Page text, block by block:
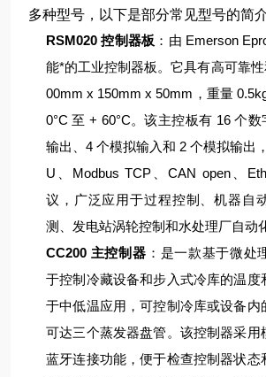
多种型号，以下是部分常见型号的简介
RSM020 控制器板 ：由 Emerson
能*的工业控制器板。它具有高可靠
00mm x 150mm x 50mm，重量
0°C 至 + 60°C。该主控板有 16 个
输出、4 个模拟输入和 2 个模拟输出
U、Modbus TCP、CAN open、
议，广泛应用于过程控制、机器自
测、发电站涡轮控制和水处理厂自动
CC200 主控制器 ：是一款基于微处
于控制冷藏设备和步入式冷库的温度
于中低温应用，可控制冷库或设备内
可达三个蒸发器盘管。该控制器采用
蓝牙连接功能，便于检查控制器状态